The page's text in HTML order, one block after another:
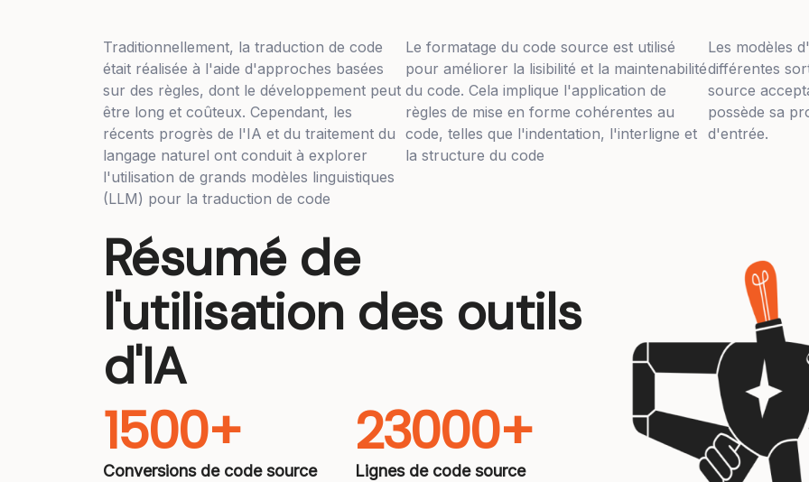
Traditionnellement, la traduction de code
était réalisée à l'aide d'approches basées
sur des règles, dont le développement peut
être long et coûteux. Cependant, les
récents progrès de l'IA et du traitement du
langage naturel ont conduit à explorer
l'utilisation de grands modèles linguistiques
(LLM) pour la traduction de code
Le formatage du code source est utilisé
pour améliorer la lisibilité et la maintenabilité
du code. Cela implique l'application de
règles de mise en forme cohérentes au
code, telles que l'indentation, l'interligne et
la structure du code
Les modèles
différentes
source
possède sa
d'entrée.
Résumé de
l'utilisation des outils
d'IA
1500+
Conversions de code source
23000+
Lignes de code source